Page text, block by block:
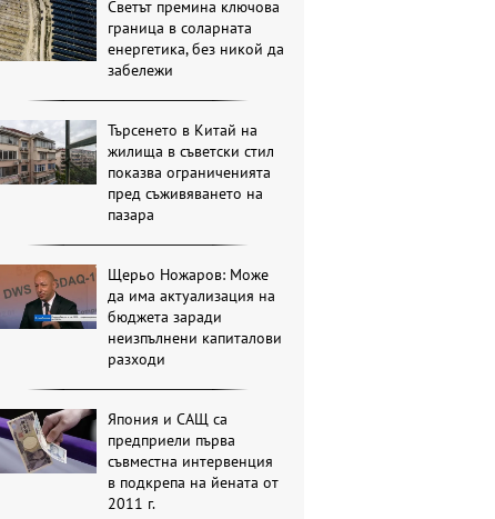
Светът премина ключова
граница в соларната
енергетика, без никой да
забележи
Търсенето в Китай на
жилища в съветски стил
показва ограниченията
пред съживяването на
пазара
Щерьо Ножаров: Може
да има актуализация на
бюджета заради
неизпълнени капиталови
разходи
Япония и САЩ са
предприели първа
съвместна интервенция
в подкрепа на йената от
2011 г.